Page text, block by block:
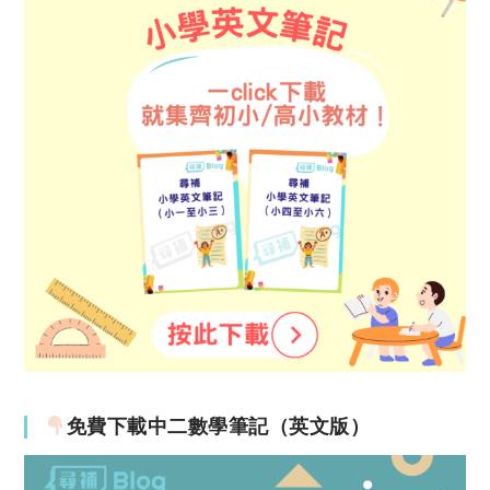
免費下載中二數學筆記（英文版）